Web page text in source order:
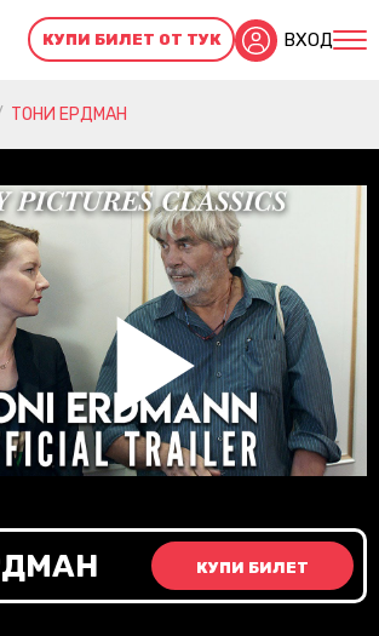
КУПИ БИЛЕТ ОТ ТУК ВХОД
ТОНИ ЕРДМАН
КУПИ БИЛЕТ